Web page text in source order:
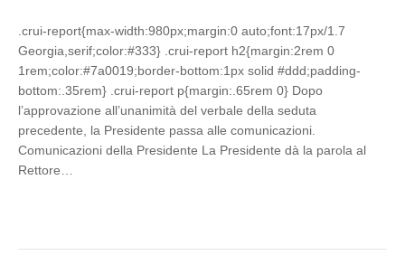
.crui-report{max-width:980px;margin:0 auto;font:17px/1.7
Georgia,serif;color:#333} .crui-report h2{margin:2rem 0
1rem;color:#7a0019;border-bottom:1px solid #ddd;padding-
bottom:.35rem} .crui-report p{margin:.65rem 0} Dopo
l’approvazione all’unanimità del verbale della seduta
precedente, la Presidente passa alle comunicazioni.
Comunicazioni della Presidente La Presidente dà la parola al
Rettore…